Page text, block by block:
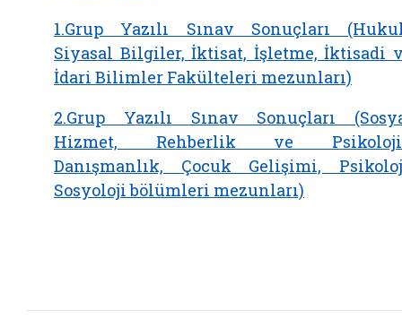
1.Grup Yazılı Sınav Sonuçları
Siyasal Bilgiler, İktisat, İşletme, İktisadi
İdari Bilimler Fakülteleri mezunları)
2.Grup Yazılı Sınav Sonuçları
Hizmet, Rehberlik ve
Danışmanlık, Çocuk Gelişimi,
Sosyoloji bölümleri mezunları)